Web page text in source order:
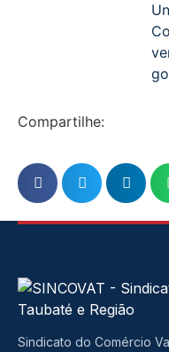
Compartilhe:
Sindicato do Comércio